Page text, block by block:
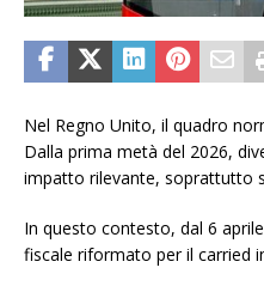
Nel Regno Unito, il quadro
Dalla prima metà del 2026,
impatto rilevante, soprattutto
In questo contesto, dal 6
fiscale riformato per il carried